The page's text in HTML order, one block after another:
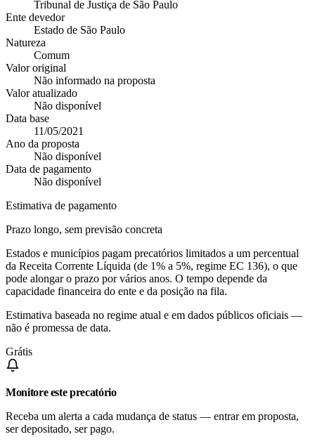
Tribunal de Justiça de São Paulo
Ente devedor
Estado de São Paulo
Natureza
Comum
Valor original
Não informado na proposta
Valor atualizado
Não disponível
Data base
11/05/2021
Ano da proposta
Não disponível
Data de pagamento
Não disponível
Estimativa de pagamento
Prazo longo, sem previsão concreta
Estados e municípios pagam precatórios limitados a um percentual
da Receita Corrente Líquida (de 1% a 5%, regime EC 136), o que
pode alongar o prazo por vários anos. O tempo depende da
capacidade financeira do ente e da posição na fila.
Estimativa baseada no regime atual e em dados públicos oficiais —
não é promessa de data.
Grátis
Monitore este precatório
Receba um alerta a cada mudança de status — entrar em proposta,
ser depositado, ser pago.